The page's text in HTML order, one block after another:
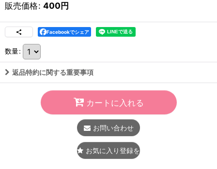
販売価格: 400円
Facebookでシェア
数量:
返品特約に関する重要事項
カートに入れる
お問い合わせ
お気に入り登録をする